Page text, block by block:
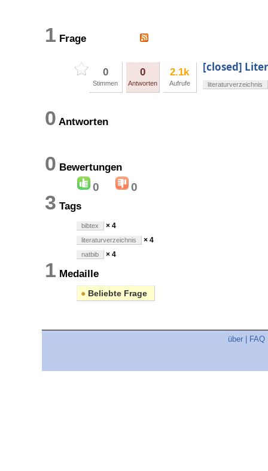
1 Frage
0
Stimmen
0
Antworten
2.1k
Aufrufe
[closed]
literaturverzeichnis
0 Antworten
0 Bewertungen
0 0
3 Tags
bibtex × 4
literaturverzeichnis × 4
natbib × 4
1 Medaille
● Beliebte Frage
über FAQ